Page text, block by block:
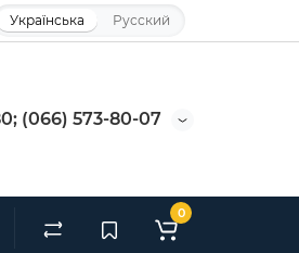
Українська Русский
(066) 573-80-07
0